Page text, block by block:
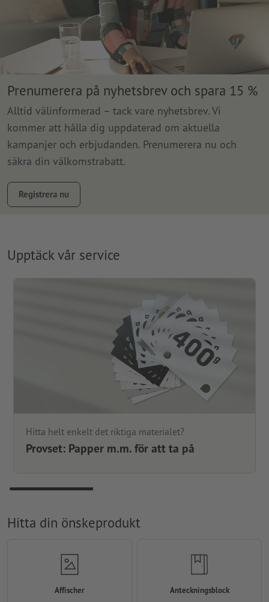
Prenumerera på nyhetsbrev och spara 15 %
Alltid välinformerad – tack vare nyhetsbrev. Vi
kommer att hålla dig uppdaterad om aktuella
kampanjer och erbjudanden. Prenumerera nu och
säkra din välkomstrabatt.
Registrera nu
Upptäck vår service
Hitta helt enkelt det riktiga materialet?
Provset: Papper m.m. för att ta på
Hitta din önskeprodukt
Affischer Anteckningsblock